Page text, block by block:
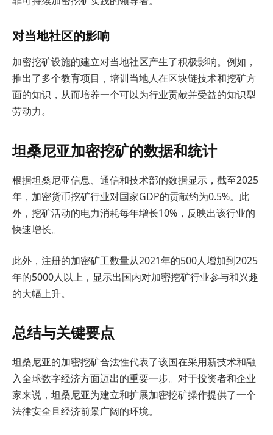
对当地社区的影响
加密挖矿设施的建立对当地社区产生了积极影响。例如，
推出了多个教育项目，培训当地人在区块链技术和挖矿方
面的知识，从而培养一个可以为行业贡献并受益的知识型
劳动力。
坦桑尼亚加密挖矿的数据和统计
根据坦桑尼亚信息、通信和技术部的数据显示，截至2025
年，加密货币挖矿行业对国家GDP的贡献约为0.5%。此
外，挖矿活动的电力消耗每年增长10%，反映出该行业的
快速增长。
此外，注册的加密矿工数量从2021年的500人增加到2025
年的5000人以上，显示出国内对加密挖矿行业参与和兴趣
的大幅上升。
总结与关键要点
坦桑尼亚的加密挖矿合法性代表了该国在采用新技术和融
入全球数字经济方面迈出的重要一步。对于投资者和企业
家来说，坦桑尼亚为建立和扩展加密挖矿操作提供了一个
法律安全且经济前景广阔的环境。